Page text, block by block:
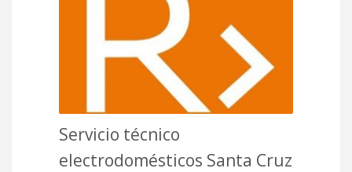
Servicio técnico
electrodomésticos Santa Cruz